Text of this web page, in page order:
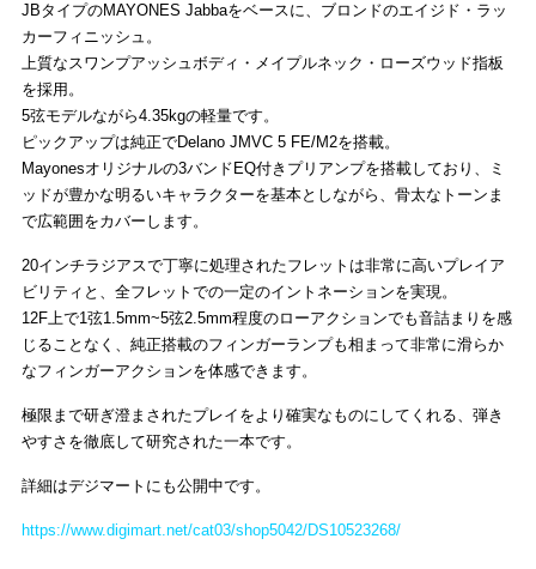
JBタイプのMAYONES Jabbaをベースに、ブロンドのエイジド・ラッ
カーフィニッシュ。
上質なスワンプアッシュボディ・メイプルネック・ローズウッド指板
を採用。
5弦モデルながら4.35kgの軽量です。
ピックアップは純正でDelano JMVC 5 FE/M2を搭載。
Mayonesオリジナルの3バンドEQ付きプリアンプを搭載しており、ミ
ッドが豊かな明るいキャラクターを基本としながら、骨太なトーンま
で広範囲をカバーします。
20インチラジアスで丁寧に処理されたフレットは非常に高いプレイア
ビリティと、全フレットでの一定のイントネーションを実現。
12F上で1弦1.5mm~5弦2.5mm程度のローアクションでも音詰まりを感
じることなく、純正搭載のフィンガーランプも相まって非常に滑らか
なフィンガーアクションを体感できます。
極限まで研ぎ澄まされたプレイをより確実なものにしてくれる、弾き
やすさを徹底して研究された一本です。
詳細はデジマートにも公開中です。
https://www.digimart.net/cat03/shop5042/DS10523268/